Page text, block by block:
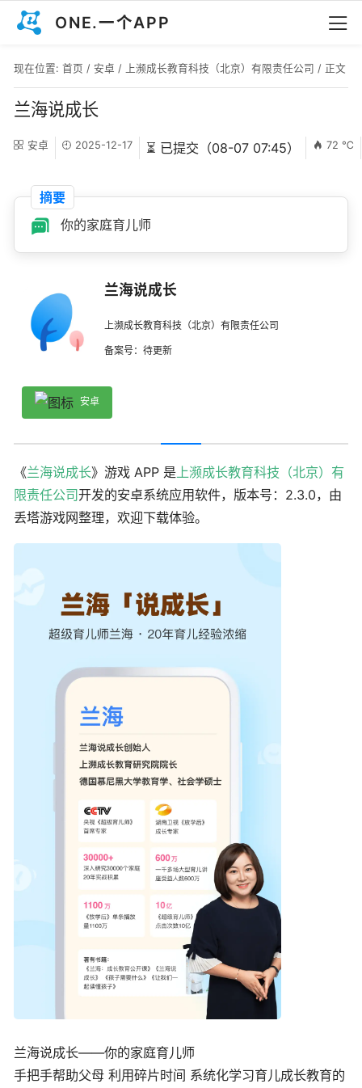
ONE.一个APP
现在位置: 首页 / 安卓 / 上濒成长教育科技（北京）有限责任公司 / 正文
兰海说成长
安卓 2025-12-17 ⏳ 已提交（08-07 07:45） 72 ℃
摘要
你的家庭育儿师
兰海说成长
上濒成长教育科技（北京）有限责任公司
备案号：待更新
安卓
《兰海说成长》游戏 APP 是 上濒成长教育科技（北京）有
限责任公司开发的安卓系统应用软件，版本号：2.3.0，由
丢塔游戏网整理，欢迎下载体验。
兰海说成长——你的家庭育儿师
手把手帮助父母 利用碎片时间 系统化学习育儿成长教育的